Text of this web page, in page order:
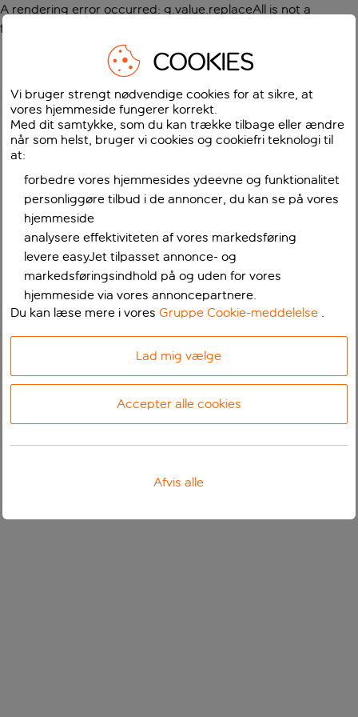
A rendering error occurred: g.value.replaceAll is not a
function
COOKIES
Vi bruger strengt nødvendige cookies for at sikre, at
vores hjemmeside fungerer korrekt.
Med dit samtykke, som du kan trække tilbage eller ændre
når som helst, bruger vi cookies og cookiefri teknologi til
at:
forbedre vores hjemmesides ydeevne og funktionalitet
personliggøre tilbud i de annoncer, du kan se på vores
hjemmeside
analysere effektiviteten af vores markedsføring
levere easyJet tilpasset annonce- og
markedsføringsindhold på og uden for vores
hjemmeside via vores annoncepartnere.
Du kan læse mere i voresGruppe Cookie-meddelelse .
Lad mig vælge
Accepter alle cookies
Afvis alle